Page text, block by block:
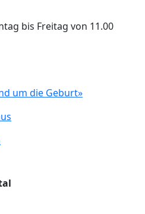
bis Freitag von 11.00
um die Geburt»